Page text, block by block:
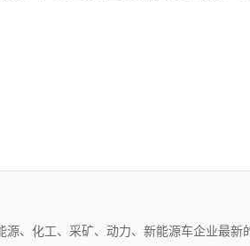
源、化工、采矿、动力、新能源车企业最新